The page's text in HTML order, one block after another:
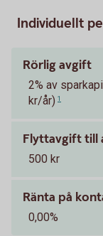
Individuellt
Rörlig avgift
2% av
kr/år) 1
Flyttavgift till
500 kr
Ränta på
0,00%